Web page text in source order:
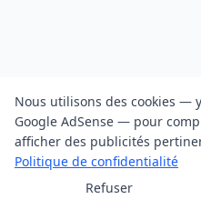
Nous utilisons des cookies —
Google AdSense — pour
afficher des publicités
Politique de confidentialité
Refuser